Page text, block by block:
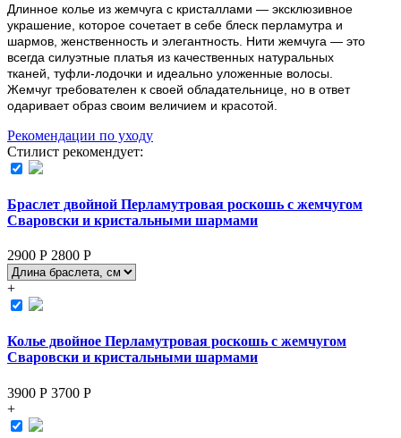
Длинное колье из жемчуга с кристаллами — эксклюзивное
украшение, которое сочетает в себе блеск перламутра и
шармов, женственность и элегантность. Нити жемчуга — это
всегда силуэтные платья из качественных натуральных
тканей, туфли-лодочки и идеально уложенные волосы.
Жемчуг требователен к своей обладательнице, но в ответ
одаривает образ своим величием и красотой.
Рекомендации по уходу
Стилист рекомендует:
Браслет двойной Перламутровая роскошь с жемчугом
Сваровски и кристальными шармами
2900 Р 2800 Р
+
Колье двойное Перламутровая роскошь с жемчугом
Сваровски и кристальными шармами
3900 Р 3700 Р
+